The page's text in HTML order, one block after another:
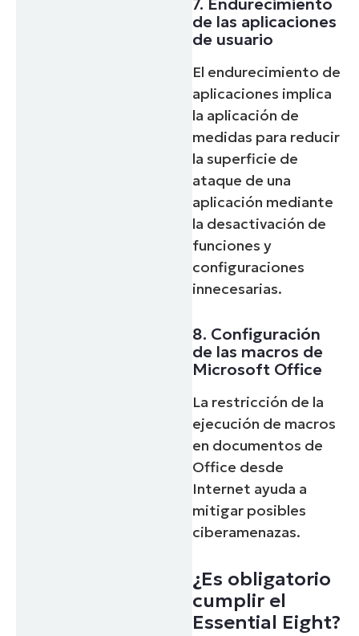
7. Endurecimiento
de las aplicaciones
de usuario
El endurecimiento de
aplicaciones implica
la aplicación de
medidas para reducir
la superficie de
ataque de una
aplicación mediante
la desactivación de
funciones y
configuraciones
innecesarias.
8. Configuración
de las macros de
Microsoft Office
La restricción de la
ejecución de macros
en documentos de
Office desde
Internet ayuda a
mitigar posibles
ciberamenazas.
¿Es obligatorio
cumplir el
Essential Eight?